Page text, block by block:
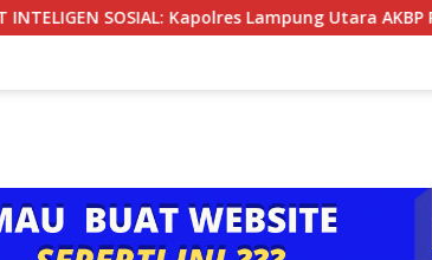
Kapolres Lampung Utara AKBP Raswidiati